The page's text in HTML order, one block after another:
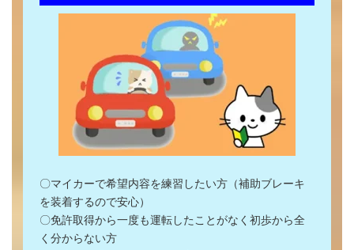
〇マイカーで希望内容を練習したい方（補助ブレーキ
を装着するので安心）
〇免許取得から一度も運転したことがなく初歩から全
く分からない方